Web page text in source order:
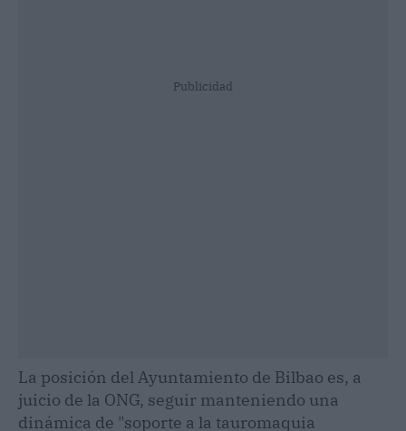
Publicidad
La posición del Ayuntamiento de Bilbao es, a
juicio de la ONG, seguir manteniendo una
dinámica de "soporte a la tauromaquia